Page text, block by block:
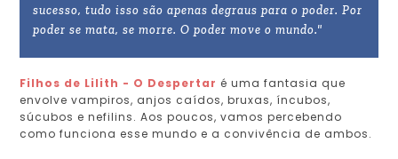
sucesso, tudo isso são apenas degraus para o poder. Por
poder se mata, se morre. O poder move o mundo."
Filhos de Lilith - O Despertar é uma fantasia que
envolve vampiros, anjos caídos, bruxas, íncubos,
súcubos e nefilins. Aos poucos, vamos percebendo
como funciona esse mundo e a convivência de ambos.